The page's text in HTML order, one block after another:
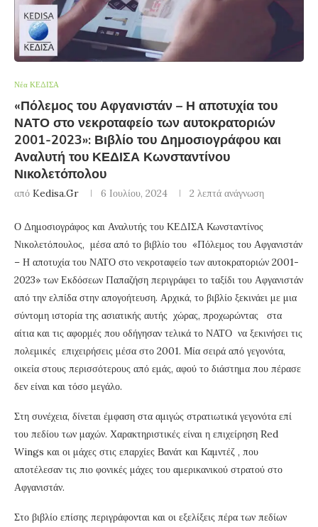
Νέα ΚΕΔΙΣΑ
«Πόλεμος του Αφγανιστάν – Η αποτυχία του
ΝΑΤΟ στο νεκροταφείο των αυτοκρατοριών
2001-2023»: Βιβλίο του Δημοσιογράφου και
Αναλυτή του ΚΕΔΙΣΑ Κωνσταντίνου
Νικολετόπολου
από Kedisa.gr 6 Ιουλίου, 2024 2 λεπτά ανάγνωση
Ο Δημοσιογράφος και Αναλυτής του ΚΕΔΙΣΑ Κωνσταντίνος
Νικολετόπουλος, μέσα από το βιβλίο του «Πόλεμος του Αφγανιστάν
– Η αποτυχία του ΝΑΤΟ στο νεκροταφείο των αυτοκρατοριών 2001-
2023» των Εκδόσεων Παπαζήση περιγράφει το ταξίδι του Αφγανιστάν
από την ελπίδα στην απογοήτευση. Αρχικά, το βιβλίο ξεκινάει με μια
σύντομη ιστορία της ασιατικής αυτής χώρας, προχωρώντας στα
αίτια και τις αφορμές που οδήγησαν τελικά το ΝΑΤΟ να ξεκινήσει τις
πολεμικές επιχειρήσεις μέσα στο 2001. Μία σειρά από γεγονότα,
οικεία στους περισσότερους από εμάς, αφού το διάστημα που πέρασε
δεν είναι και τόσο μεγάλο.
Στη συνέχεια, δίνεται έμφαση στα αμιγώς στρατιωτικά γεγονότα επί
του πεδίου των μαχών. Χαρακτηριστικές είναι η επιχείρηση Red
Wings και οι μάχες στις επαρχίες Βανάτ και Καμντέζ , που
αποτέλεσαν τις πιο φονικές μάχες του αμερικανικού στρατού στο
Αφγανιστάν.
Στο βιβλίο επίσης περιγράφονται και οι εξελίξεις πέρα των πεδίων